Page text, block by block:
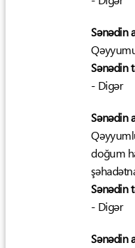
Sənədin
Sənədin
- Digər
Sənədin
doğum
Sənədin
- Digər
Sənədin